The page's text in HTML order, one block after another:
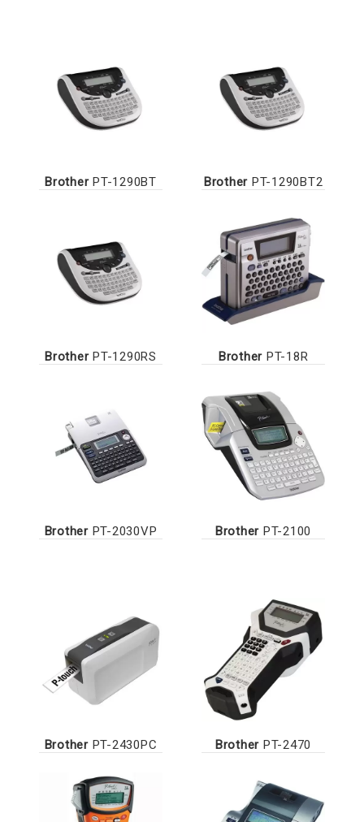
BrotherPT-1290BT Brother PT-1290BT2
BrotherPT-1290RS Brother PT-18R
BrotherPT-2030VP Brother PT-2100
BrotherPT-2430PC Brother PT-2470